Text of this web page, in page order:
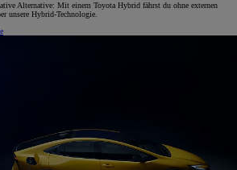
Alternative: Mit einem Toyota Hybrid fährst du ohne externen
unsere Hybrid-Technologie.